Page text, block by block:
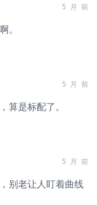
5 月 前
。
5 月 前
算是标配了。
5 月 前
别老让人盯着曲线